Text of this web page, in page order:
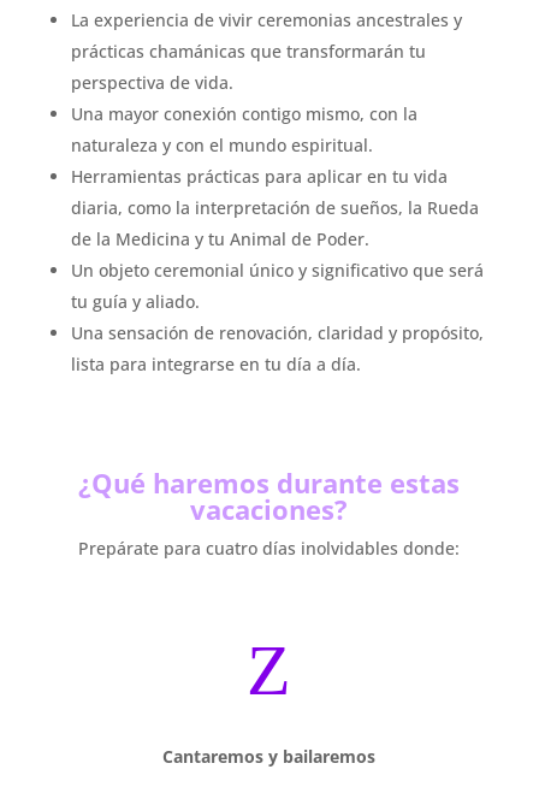
La experiencia de vivir ceremonias ancestrales y
prácticas chamánicas que transformarán tu
perspectiva de vida.
Una mayor conexión contigo mismo, con la
naturaleza y con el mundo espiritual.
Herramientas prácticas para aplicar en tu vida
diaria, como la interpretación de sueños, la Rueda
de la Medicina y tu Animal de Poder.
Un objeto ceremonial único y significativo que será
tu guía y aliado.
Una sensación de renovación, claridad y propósito,
lista para integrarse en tu día a día.
¿Qué haremos durante estas
vacaciones?
Prepárate para cuatro días inolvidables donde:
Z
Cantaremos y bailaremos